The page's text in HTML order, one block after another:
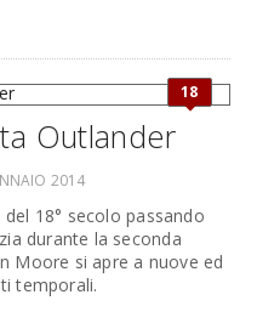
18
Outlander
2014
18° secolo passando
durante la seconda
Moore si apre a nuove ed
temporali.